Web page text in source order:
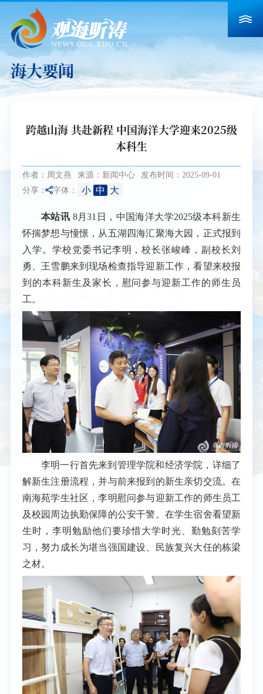
海大要闻
跨越山海 共赴新程 中国海洋大学迎来2025级
本科生
作者：周文燕 来源：新闻中心 发布时间：2025-09-01
分享： 字体： 小 中 大
本站讯 8月31日，中国海洋大学2025级本科新生
怀揣梦想与憧憬，从五湖四海汇聚海大园，正式报到
入学。学校党委书记李明，校长张峻峰，副校长刘
勇、王雪鹏来到现场检查指导迎新工作，看望来校报
到的本科新生及家长，慰问参与迎新工作的师生员
工。
李明一行首先来到管理学院和经济学院，详细了
解新生注册流程，并与前来报到的新生亲切交流。在
南海苑学生社区，李明慰问参与迎新工作的师生员工
及校园周边执勤保障的公安干警。在学生宿舍看望新
生时，李明勉励他们要珍惜大学时光、勤勉刻苦学
习，努力成长为堪当强国建设、民族复兴大任的栋梁
之材。